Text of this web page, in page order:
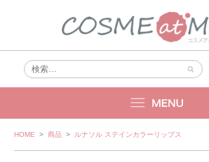
Skip
HOME > 商品 > ルナソル ステインカラーリップス